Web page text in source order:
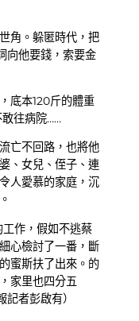
角。躲匿時代，把
向他要錢，索要金
底本120斤的體重
往病院……
亡不回路，也將他
、女兒、侄子、連
人愛慕的家庭，沉
作，假如不逃蔡
心檢討了一番，斷
蜜斯扶了出來。的
家里也四分五
者彭啟有）